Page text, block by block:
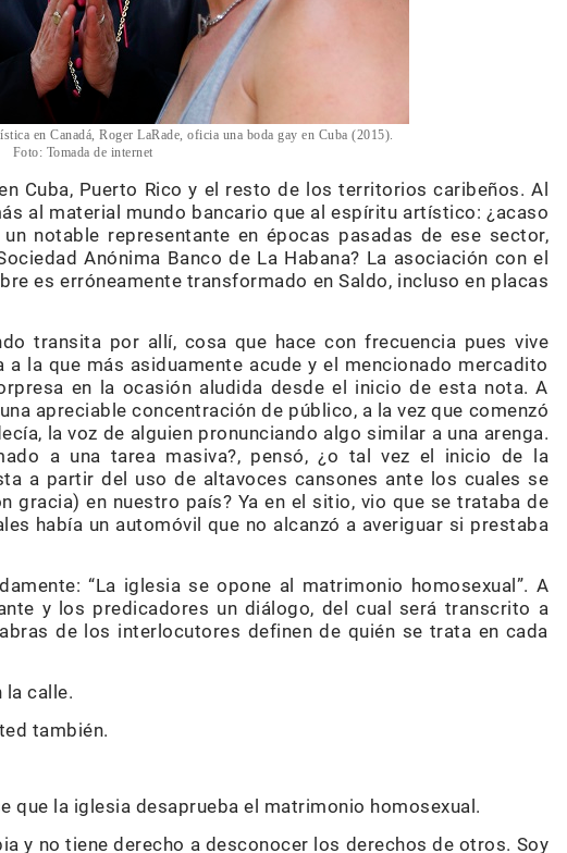
en Canadá, Roger LaRade, oficia una boda gay en Cuba (2015).
Foto: Tomada de internet
Cuba, Puerto Rico y el resto de los territorios caribeños. Al
al material mundo bancario que al espíritu artístico: ¿acaso
notable representante en épocas pasadas de ese sector,
Anónima Banco de La Habana? La asociación con el
es erróneamente transformado en Saldo, incluso en placas
transita por allí, cosa que hace con frecuencia pues vive
la que más asiduamente acude y el mencionado mercadito
en la ocasión aludida desde el inicio de esta nota. A
apreciable concentración de público, a la vez que comenzó
la voz de alguien pronunciando algo similar a una arenga.
a una tarea masiva?, pensó, ¿o tal vez el inicio de la
a partir del uso de altavoces cansones ante los cuales se
gracia) en nuestro país? Ya en el sitio, vio que se trataba de
había un automóvil que no alcanzó a averiguar si prestaba
“La iglesia se opone al matrimonio homosexual”. A
y los predicadores un diálogo, del cual será transcrito a
de los interlocutores definen de quién se trata en cada
la calle.
también.
que la iglesia desaprueba el matrimonio homosexual.
y no tiene derecho a desconocer los derechos de otros. Soy